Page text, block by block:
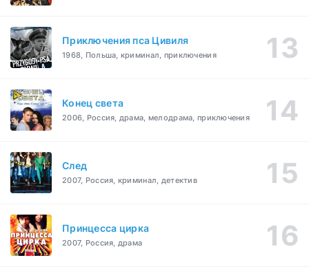
Приключения пса Цивиля
1968, Польша, криминал, приключения
Конец света
2006, Россия, драма, мелодрама, приключения
След
2007, Россия, криминал, детектив
Принцесса цирка
2007, Россия, драма